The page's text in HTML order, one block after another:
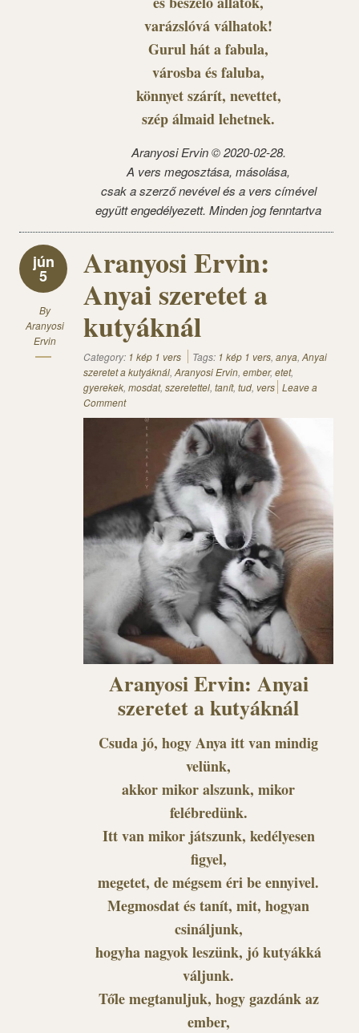
varázslóvá válhatok!
Gurul hát a fabula,
városba és faluba,
könnyet szárít, nevettet,
szép álmaid lehetnek.
Aranyosi Ervin © 2020-02-28.
A vers megosztása, másolása,
csak a szerző nevével és a vers címével
együtt engedélyezett. Minden jog fenntartva
jún
5
By
Aranyosi
Ervin
Aranyosi Ervin:
Anyai szeretet a
kutyáknál
Category: 1 kép 1 vers Tags: 1 kép 1 vers, anya, Anyai
szeretet a kutyáknál, Aranyosi Ervin, ember, etet,
gyerekek, mosdat, szeretettel, tanít, tud, vers Leave a
Comment
Aranyosi Ervin: Anyai
szeretet a kutyáknál
Csuda jó, hogy Anya itt van mindig
velünk,
akkor mikor alszunk, mikor
felébredünk.
Itt van mikor játszunk, kedélyesen
figyel,
megetet, de mégsem éri be ennyivel.
Megmosdat és tanít, mit, hogyan
csináljunk,
hogyha nagyok leszünk, jó kutyákká
váljunk.
Tőle megtanuljuk, hogy gazdánk az
ember,